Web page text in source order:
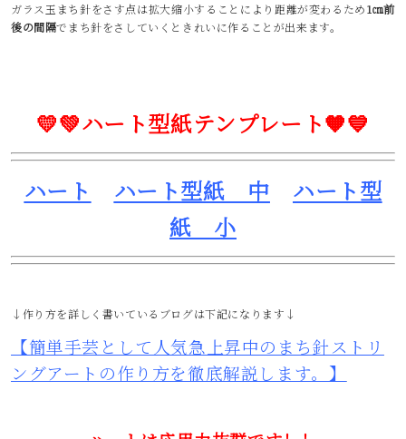
ガラス玉まち針をさす点は拡大縮小することにより距離が変わるため1㎝前
後の間隔でまち針をさしていくときれいに作ることが出来ます。
💛💚ハート型紙テンプレート🧡💙
ハート ハート型紙 中
ハート型
紙 小
↓作り方を詳しく書いているブログは下記になります↓
【簡単手芸として人気急上昇中のまち針ストリ
ングアートの作り方を徹底解説します。】